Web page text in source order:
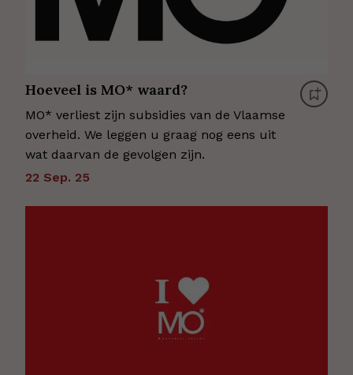
Hoeveel is MO* waard?
MO* verliest zijn subsidies van de Vlaamse
overheid. We leggen u graag nog eens uit
wat daarvan de gevolgen zijn.
22 Sep. 25